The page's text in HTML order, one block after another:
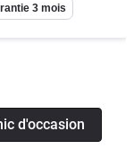
3 mois
d'occasion